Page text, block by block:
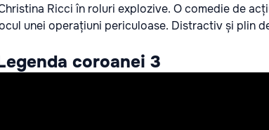
Ricci în roluri explozive. O comedie de
unei operațiuni periculoase. Distractiv și plin
coroanei 3